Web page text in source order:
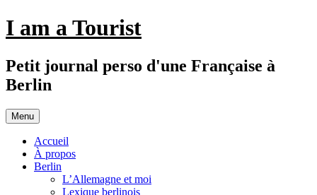
Aller
au
I am a Tourist
Petit journal perso d'une Française à
Berlin
Menu
Accueil
À propos
Berlin
L’Allemagne et moi
Lexique berlinois